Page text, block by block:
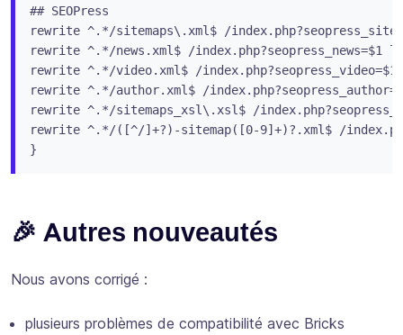
## SEOPress
rewrite ^.*/sitemaps\.xml$ /
rewrite ^.*/news.xml$ /index.php?seopress_news=$1
rewrite ^.*/video.xml$ /
rewrite ^.*/author.xml$ /
rewrite ^.*/sitemaps_xsl\.xsl$ /
rewrite ^.*/([^/]+?)-sitemap([0-9]+)?.xml$ /
}
🎉 Autres nouveautés
Nous avons corrigé :
plusieurs problèmes de compatibilité avec Bricks